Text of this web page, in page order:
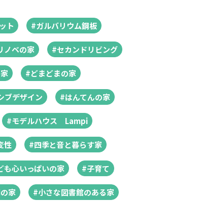
ト #ガルバリウム鋼板
ノベの家 #セカンドリビング
#どまどまの家
ブデザイン #はんてんの家
#モデルハウス Lampi
性 #四季と音と暮らす家
も心いっぱいの家 #子育て
家 #小さな図書館のある家